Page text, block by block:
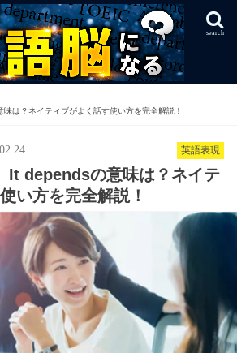
search
は？ネイティブがよく話す使い方を完全解説！
英語表現
It dependsの意味は？ネイテ
い方を完全解説！